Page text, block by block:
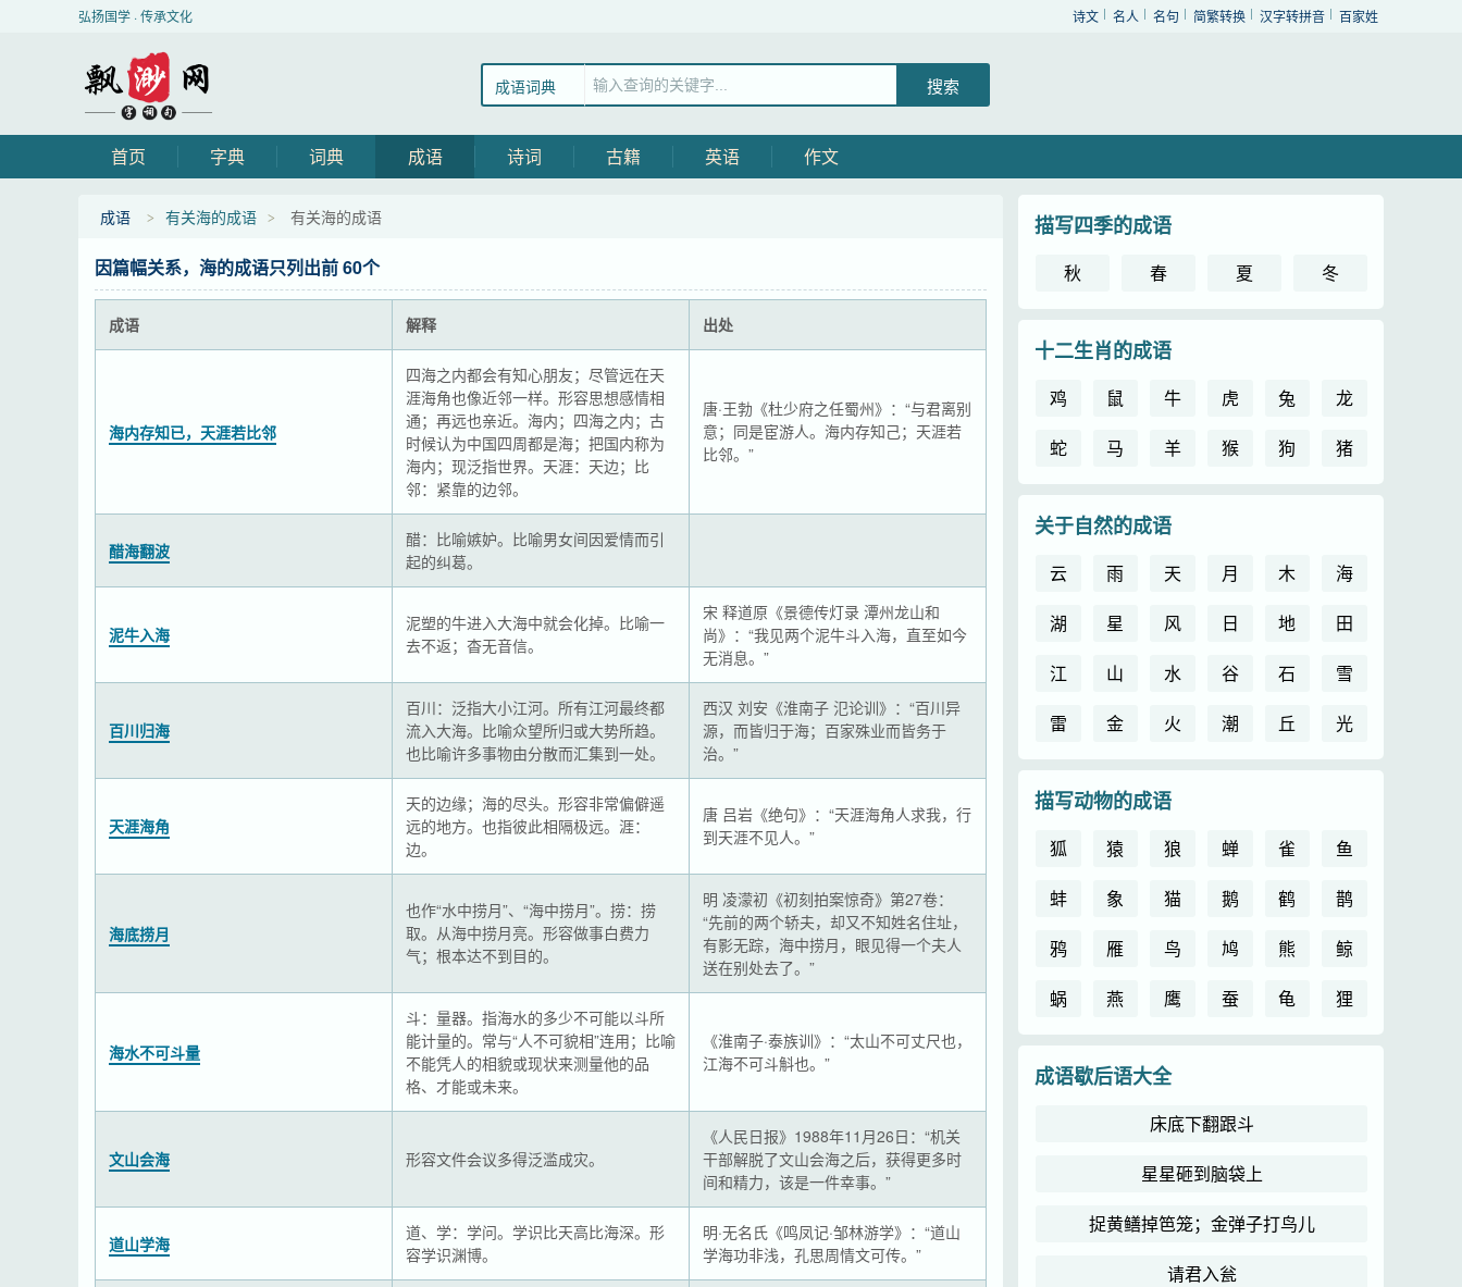
弘扬国学 · 传承文化 诗文 名人 名句 简繁转换 汉字转拼音 百家姓
成语词典
首页 字典 词典 成语 诗词 古籍 英语 作文
成语 有关海的成语 有关海的成语
因篇幅关系，海的成语只列出前 60个
成语 解释 出处
海内存知已，天涯若比邻
四海之内都会有知心朋友；尽管远在天
涯海角也像近邻一样。形容思想感情相
通；再远也亲近。海内；四海之内；古
时候认为中国四周都是海；把国内称为
海内；现泛指世界。天涯：天边；比
邻：紧靠的边邻。
唐·王勃《杜少府之任蜀州》：“与君离别
意；同是宦游人。海内存知己；天涯若
比邻。”
醋海翻波
醋：比喻嫉妒。比喻男女间因爱情而引
起的纠葛。
泥牛入海
泥塑的牛进入大海中就会化掉。比喻一
去不返；杳无音信。
宋 释道原《景德传灯录 潭州龙山和
尚》：“我见两个泥牛斗入海，直至如今
无消息。”
百川归海
百川：泛指大小江河。所有江河最终都
流入大海。比喻众望所归或大势所趋。
也比喻许多事物由分散而汇集到一处。
西汉 刘安《淮南子 氾论训》：“百川异
源，而皆归于海；百家殊业而皆务于
治。”
天涯海角
天的边缘；海的尽头。形容非常偏僻遥
远的地方。也指彼此相隔极远。涯：
边。
唐 吕岩《绝句》：“天涯海角人求我，行
到天涯不见人。”
海底捞月
也作“水中捞月”、“海中捞月”。捞：捞
取。从海中捞月亮。形容做事白费力
气；根本达不到目的。
明 凌濛初《初刻拍案惊奇》第27卷：
“先前的两个轿夫，却又不知姓名住址，
有影无踪，海中捞月，眼见得一个夫人
送在别处去了。”
海水不可斗量
斗：量器。指海水的多少不可能以斗所
能计量的。常与“人不可貌相”连用；比喻
不能凭人的相貌或现状来测量他的品
格、才能或未来。
《淮南子·泰族训》：“太山不可丈尺也，
江海不可斗斛也。”
文山会海 形容文件会议多得泛滥成灾。
《人民日报》1988年11月26日：“机关
干部解脱了文山会海之后，获得更多时
间和精力，该是一件幸事。”
道山学海
道、学：学问。学识比天高比海深。形
容学识渊博。
明·无名氏《鸣凤记·邹林游学》：“道山
学海功非浅，孔思周情文可传。”
描写四季的成语
秋 春 夏 冬
十二生肖的成语
鸡 鼠 牛 虎 兔
龙
蛇
马 羊 猴 狗 猪
关于自然的成语
云 雨 天 月 木
海
湖
星 风 日 地
田
江
山 水 谷 石
雪
雷
金 火 潮 丘 光
描写动物的成语
狐 猿 狼 蝉 雀
鱼
蚌
象 猫 鹅 鹤
鹊
鸦
雁 鸟 鸠 熊
鲸
蜗
燕 鹰 蚕 龟 狸
成语歇后语大全
床底下翻跟斗
星星砸到脑袋上
捉黄鳝掉笆笼；金弹子打鸟儿
请君入瓮